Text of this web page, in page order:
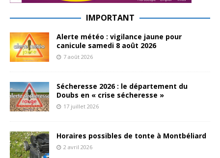
IMPORTANT
Alerte météo : vigilance jaune pour
canicule samedi 8 août 2026
7 août 2026
Sécheresse 2026 : le département du
Doubs en « crise sécheresse »
17 juillet 2026
Horaires possibles de tonte à Montbéliard
2 avril 2026